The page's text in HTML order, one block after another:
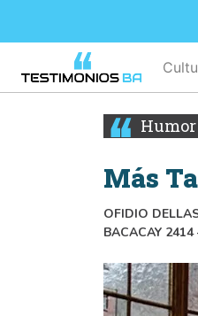
Más
OFIDIO
BACACAY